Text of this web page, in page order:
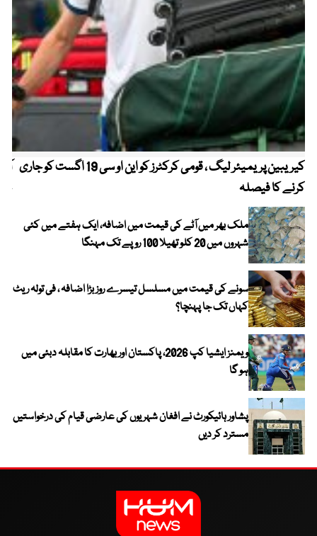
کیریبین پریمیئر لیگ ، قومی کرکٹرز کو این او سی 19 اگست کو جاری
کرنے کا فیصلہ
ملک بھر میں آٹے کی قیمت میں اضافہ، ایک ہفتے میں کئی
شہروں میں 20 کلو تھیلا 100 روپے تک مہنگا
سونے کی قیمت میں مسلسل تیسرے روز بڑا اضافہ ، فی تولہ ریٹ
کہاں تک جا پہنچا؟
ویمنز ایشیا کپ 2026، پاکستان اور بھارت کا مقابلہ دبئی میں
ہو گا
پشاور ہائیکورٹ نے افغان شہریوں کی عارضی قیام کی درخواستیں
مسترد کر دیں